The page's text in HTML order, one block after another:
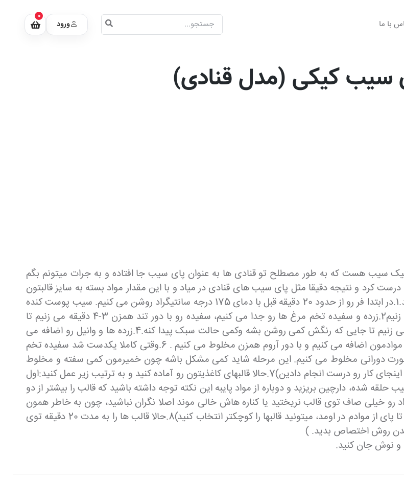
با ما ورود
0
سیب کیکی (مدل قنادی)
سیب هست که به طور مصطلح تو قنادی ها به عنوان پای سیب جا افتاده و به جرات میتونم بگم
کرد و نتیجه دقیقا مثل پای سیب های قنادی در میاد و با این مقدار مواد بسته به سایز قالبتون
4 تا 6 عدد پای در میاد ، میتونین به میزان نیاز مقدار رو چند برابر کنید.1.در ابتدا فر رو از حدود 20 دقیقه قبل با دمای 175 درجه سانتیگراد روشن می کنیم. سیب پوست کنده
شده رو به حلقه ها یا قطعاتی با ضخامت حدود نیم سانت برش می زنیم2.زرده و سفیده تخم مرغ ها رو جدا می کنیم، سفیده رو با دور تند همزن 3-4 دقیقه می زنیم تا
خودش رو بگیره .3.بعد کره هم دمای محیط را با پودر قند با همزن می زنیم تا جایی که رنگش کمی روشن بشه وکمی حالت سبک پیدا کنه.4.زرده ها و وانیل رو اضافه می
کنیم و کمی با همزن می زنیم .5.آرد و بیکینگ پودر را کم کم الک و به موادمون اضافه می کنیم و با دور آروم همزن مخلوط می کنیم . 6.وقتی کاملا یکدست شد سفیده تخم
صورت دورانی مخلوط می کنیم. این مرحله شاید کمی مشکل باشه چون خمیرمون کمی سفته و مخلوط
کردنش هم کمی سخته، پس اگه خمیر سفت شد نگران نشید چون تا اینجای کار رو درست انجام دادین)7.حالا قالبهای کاغذیتون رو آماده کنید و به ترتیب زیر عمل کنید:اول
شده، دارچین بریزید و دوباره از مواد پایبه این نکته توجه داشته باشید که قالب را بیشتر از دو
خیلی صاف توی قالب نریختید یا کناره هاش خالی موند اصلا نگران نباشید، چون به خاطر همون
پف کردن تمام حفرات پر میشه(سایز قالبهای من بزرگ بودن و فقط 4 تا پای از موادم در اومد، میتونید قالبها را کوچکتر انتخاب کنید)8.حالا قالب ها را به مدت 20 دقیقه توی